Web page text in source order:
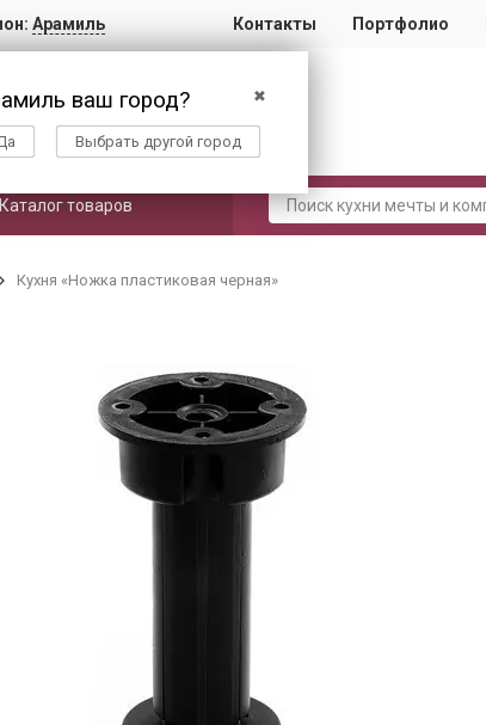
Арамиль
✖
ваш город?
Выбрать другой город
Контакты Портфолио
Каталог товаров
Кухня «Ножка пластиковая черная»